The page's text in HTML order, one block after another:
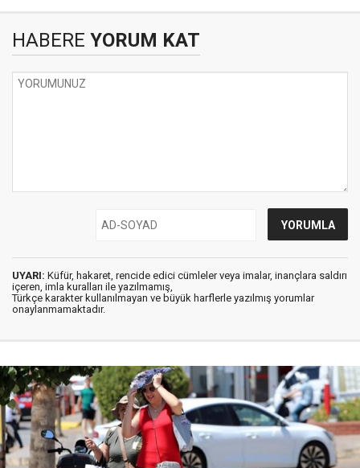
HABERE YORUM KAT
UYARI: Küfür, hakaret, rencide edici cümleler veya imalar, inançlara saldırı
içeren, imla kuralları ile yazılmamış,
Türkçe karakter kullanılmayan ve büyük harflerle yazılmış yorumlar
onaylanmamaktadır.